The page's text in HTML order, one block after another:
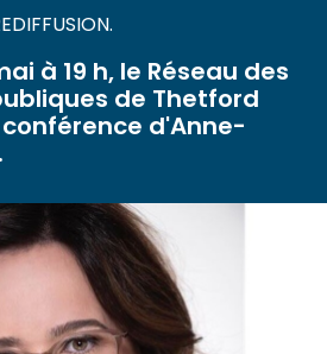
à 19 h, le Réseau des
de Thetford
d'Anne-